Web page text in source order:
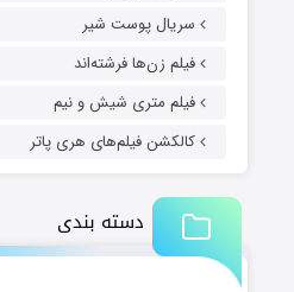
سریال پوست شیر
فیلم زن‌ها فرشته‌اند
فیلم متری شیش و نیم
کالکشن فیلم‌های هری پاتر
دسته بندی